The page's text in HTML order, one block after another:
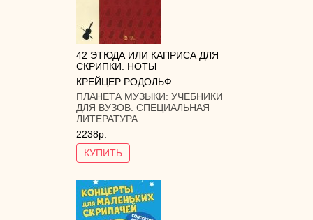
42 ЭТЮДА ИЛИ КАПРИСА ДЛЯ
СКРИПКИ. НОТЫ
КРЕЙЦЕР РОДОЛЬФ
ПЛАНЕТА МУЗЫКИ: УЧЕБНИКИ
ДЛЯ ВУЗОВ. СПЕЦИАЛЬНАЯ
ЛИТЕРАТУРА
2238р.
КУПИТЬ